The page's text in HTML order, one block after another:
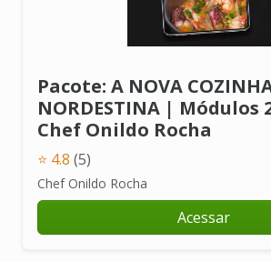
Pacote: A NOVA
NORDESTINA | Módulos
Chef Onildo Rocha
⭐ 4.8 (5)
Chef Onildo Rocha
Acessar